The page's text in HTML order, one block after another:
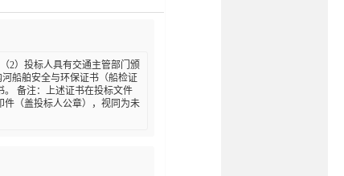
2）投标人具有交通主管部门颁
船舶安全与环保证书（船检证
备注：上述证书在投标文件
件（盖投标人公章），视同为未